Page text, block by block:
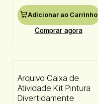
Adicionar ao Carrinho
Comprar agora
Arquivo Caixa de
Atividade Kit Pintura
Divertidamente